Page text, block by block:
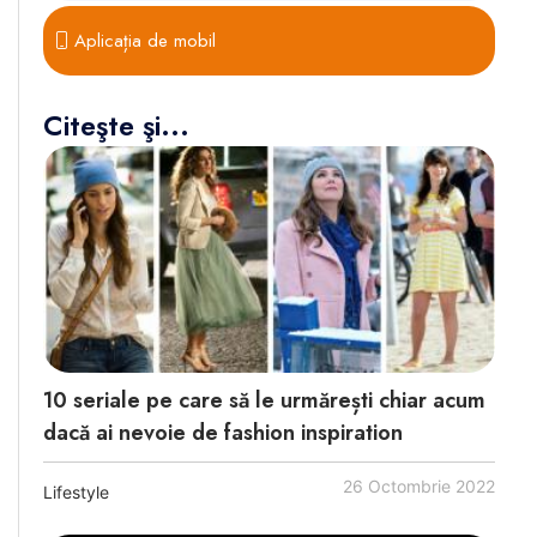
Aplicația de mobil
Citeşte şi...
10 seriale pe care să le urmărești chiar acum
dacă ai nevoie de fashion inspiration
Lifestyle 26 Octombrie 2022